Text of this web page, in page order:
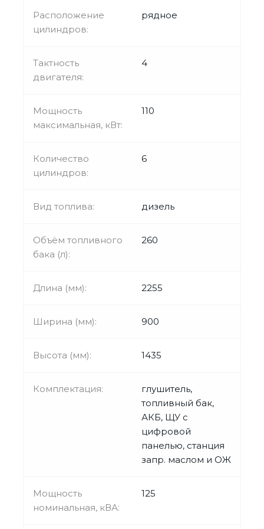
Расположение
цилиндров:
рядное
Тактность
двигателя:
4
Мощность
максимальная, кВт:
110
Количество
цилиндров:
6
Вид топлива: дизель
Объём топливного
бака (л):
260
Длина (мм): 2255
Ширина (мм): 900
Высота (мм): 1435
Комплектация:
глушитель,
топливный бак,
АКБ, ЩУ с
цифровой
панелью, станция
запр. маслом и ОЖ
Мощность
номинальная, кВА:
125